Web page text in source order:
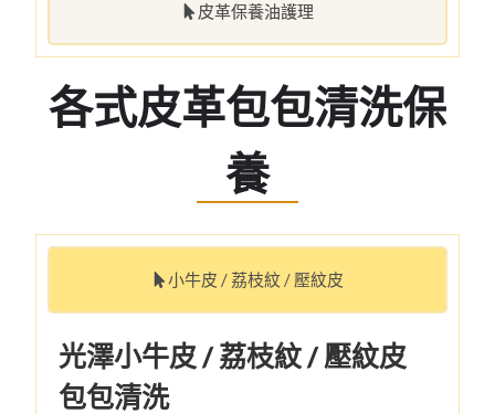
皮革保養油護理
各式皮革包包清洗保
養
小牛皮 / 荔枝紋 / 壓紋皮
光澤小牛皮 / 荔枝紋 / 壓紋皮
包包清洗